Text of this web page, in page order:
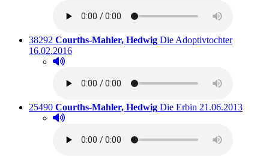
Titelnummer:
38292 von
Courths-Mahler, Hedwig: Die Adoptivtochter
16.02.2016
Hörprobe abspielen
Hörprobe von Die Adoptivtochter
Titelnummer:
25490 von
Courths-Mahler, Hedwig: Die Erbin Ausleihbar seit
21.06.2013
Hörprobe abspielen
Hörprobe von Die Erbin